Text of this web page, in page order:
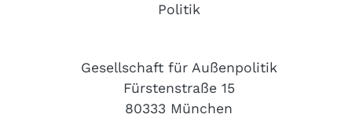
Politik
Gesellschaft für Außenpolitik
Fürstenstraße 15
80333 München